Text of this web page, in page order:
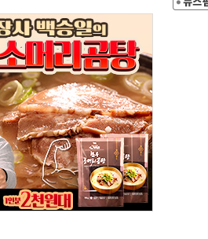
원 구조
관측
보 발효
38도 넘으면 중단
해소될 듯
것"